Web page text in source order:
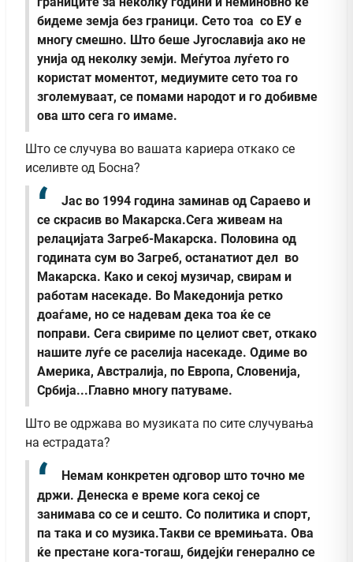
бидеме земја без граници. Сето тоа со ЕУ е
многу смешно. Што беше Југославија ако не
унија од неколку земји. Меѓутоа луѓето го
користат моментот, медиумите сето тоа го
зголемуваат, се помами народот и го добивме
ова што сега го имаме.
Што се случува во вашата кариера откако се
иселивте од Босна?
Јас во 1994 година заминав од Сараево и
се скрасив во Макарска.Сега живеам на
релацијата Загреб-Макарска. Половина од
годината сум во Загреб, останатиот дел во
Макарска. Како и секој музичар, свирам и
работам насекаде. Во Македонија ретко
доаѓаме, но се надевам дека тоа ќе се
поправи. Сега свириме по целиот свет, откако
нашите луѓе се раселија насекаде. Одиме во
Америка, Австралија, по Европа, Словенија,
Србија...Главно многу патуваме.
Што ве одржава во музиката по сите случувања
на естрадата?
Немам конкретен одговор што точно ме
држи. Денеска е време кога секој се
занимава со се и сешто. Со политика и спорт,
па така и со музика.Такви се времињата. Ова
ќе престане кога-тогаш, бидејќи генерално се